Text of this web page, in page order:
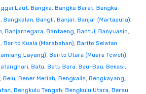
Laut, Bangka, Bangka Barat, Bangka
, Bangkalan, Bangli, Banjar, Banjar (Martapura),
, Banjarnegara, Bantaeng, Bantul, Banyuasin,
, Barito Kuala (Marabahan), Barito Selatan
Layang), Barito Utara (Muara Teweh),
, Batu, Batu Bara, Bau-Bau, Bekasi,
, Belu, Bener Meriah, Bengkalis, Bengkayang,
, Bengkulu Tengah, Bengkulu Utara, Berau